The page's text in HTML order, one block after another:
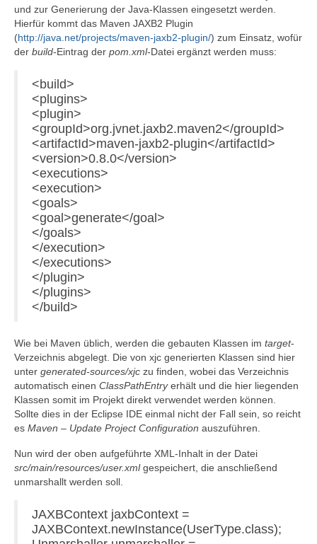
und zur Generierung der Java-Klassen eingesetzt werden.
Hierfür kommt das Maven JAXB2 Plugin
(http://java.net/projects/maven-jaxb2-plugin/) zum Einsatz, wofür
der build-Eintrag der pom.xml-Datei ergänzt werden muss:
<build>
<plugins>
<plugin>
<groupId>org.jvnet.jaxb2.maven2</groupId>
<artifactId>maven-jaxb2-plugin</artifactId>
<version>0.8.0</version>
<executions>
<execution>
<goals>
<goal>generate</goal>
</goals>
</execution>
</executions>
</plugin>
</plugins>
</build>
Wie bei Maven üblich, werden die gebauten Klassen im target-
Verzeichnis abgelegt. Die von xjc generierten Klassen sind hier
unter generated-sources/xjc zu finden, wobei das Verzeichnis
automatisch einen ClassPathEntryerhält und die hier liegenden
Klassen somit im Projekt direkt verwendet werden können.
Sollte dies in der Eclipse IDE einmal nicht der Fall sein, so reicht
es Maven – Update Project Configuration auszuführen.
Nun wird der oben aufgeführte XML-Inhalt in der Datei
src/main/resources/user.xmlgespeichert, die anschließend
unmarshallt werden soll.
JAXBContext jaxbContext =
JAXBContext.newInstance(UserType.class);